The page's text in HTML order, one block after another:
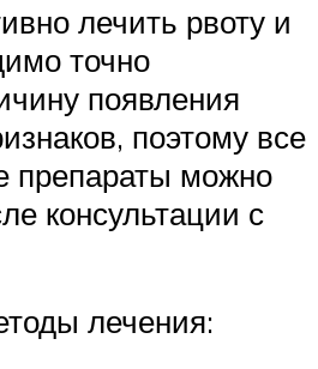
лечить рвоту и
точно
появления
поэтому все
препараты можно
консультации с
лечения: